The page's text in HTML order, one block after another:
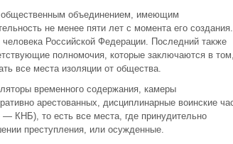
общественным объединением, имеющим
не менее пяти лет с момента его создания.
Российской Федерации. Последний также
полномочия, которые заключаются в
все места изоляции от общества.
временного содержания, камеры
арестованных, дисциплинарные воинские
КНБ), то есть все места, где принудительно
преступления, или осужденные.